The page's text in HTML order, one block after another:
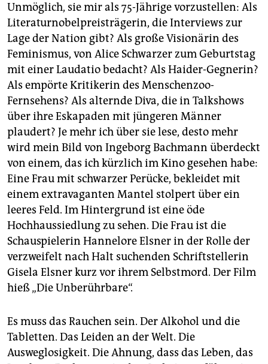
Unmöglich, sie mir als 75-Jährige vorzustellen: Als
Literaturnobelpreisträgerin, die Interviews zur
Lage der Nation gibt? Als große Visionärin des
Feminismus, von Alice Schwarzer zum Geburtstag
mit einer Laudatio bedacht? Als Haider-Gegnerin?
Als empörte Kritikerin des Menschenzoo-
Fernsehens? Als alternde Diva, die in Talkshows
über ihre Eskapaden mit jüngeren Männer
plaudert? Je mehr ich über sie lese, desto mehr
wird mein Bild von Ingeborg Bachmann überdeckt
von einem, das ich kürzlich im Kino gesehen habe:
Eine Frau mit schwarzer Perücke, bekleidet mit
einem extravaganten Mantel stolpert über ein
leeres Feld. Im Hintergrund ist eine öde
Hochhaussiedlung zu sehen. Die Frau ist die
Schauspielerin Hannelore Elsner in der Rolle der
verzweifelt nach Halt suchenden Schriftstellerin
Gisela Elsner kurz vor ihrem Selbstmord. Der Film
hieß „Die Unberührbare“.
Es muss das Rauchen sein. Der Alkohol und die
Tabletten. Das Leiden an der Welt. Die
Ausweglosigkeit. Die Ahnung, dass das Leben, das